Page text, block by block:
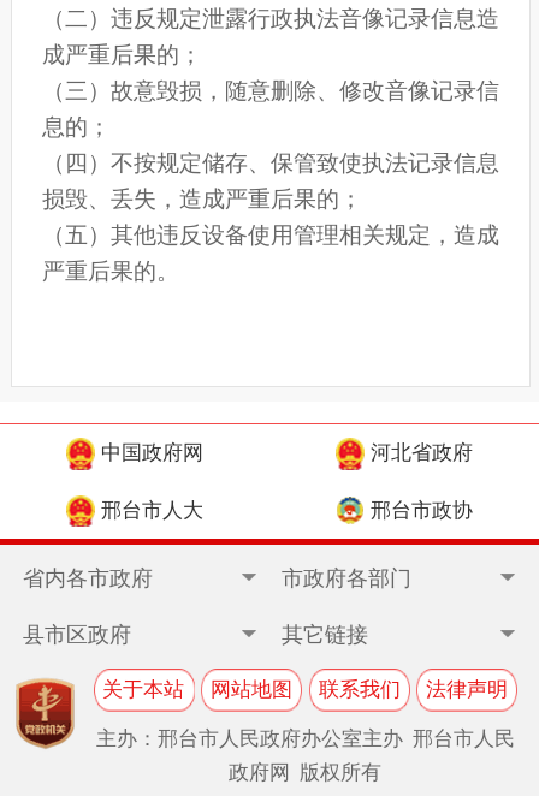
（二）违反规定泄露行政执法音像记录信息造
成严重后果的；
（三）故意毁损，随意删除、修改音像记录信
息的；
（四）不按规定储存、保管致使执法记录信息
损毁、丢失，造成严重后果的；
（五）其他违反设备使用管理相关规定，造成
严重后果的。
中国政府网 河北省政府
邢台市人大 邢台市政协
省内各市政府 市政府各部门
县市区政府 其它链接
关于本站 网站地图 联系我们 法律声明
主办：邢台市人民政府办公室主办 邢台市人民
政府网 版权所有